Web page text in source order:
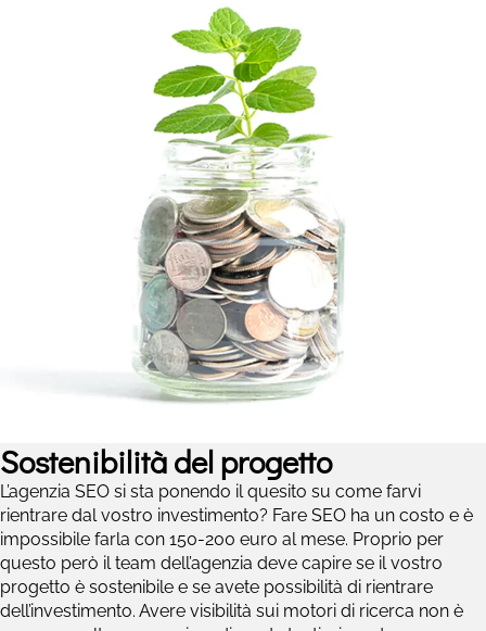
Sostenibilità del progetto
L’agenzia SEO si sta ponendo il quesito su come farvi
rientrare dal vostro investimento? Fare SEO ha un costo e è
impossibile farla con 150-200 euro al mese. Proprio per
questo però il team dell’agenzia deve capire se il vostro
progetto è sostenibile e se avete possibilità di rientrare
dell’investimento. Avere visibilità sui motori di ricerca non è